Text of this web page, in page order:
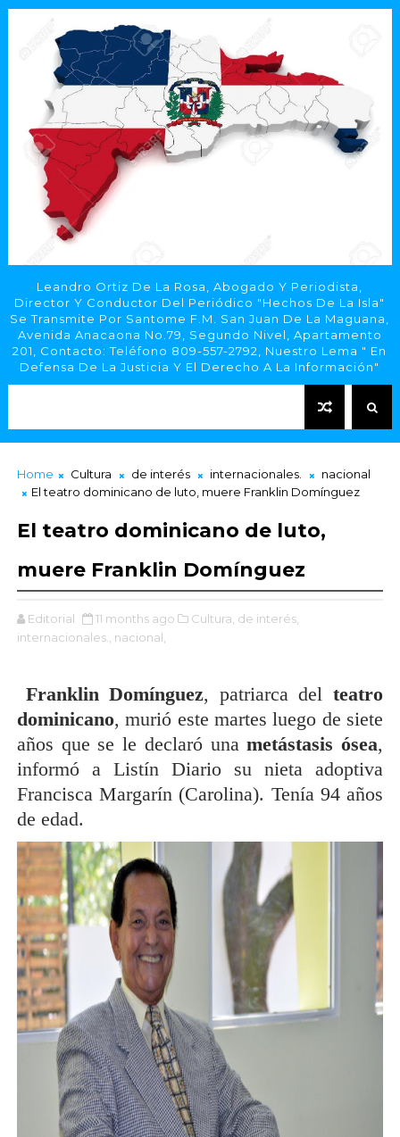
Leandro Ortiz De La Rosa, Abogado Y Periodista,
Director Y Conductor Del Periódico "Hechos De La Isla"
Se Transmite Por Santome F.M. San Juan De La Maguana,
Avenida Anacaona No.79, Segundo Nivel, Apartamento
201, Contacto: Teléfono 809-557-2792, Nuestro Lema " En
Defensa De La Justicia Y El Derecho A La Información"
Home Cultura de interés internacionales.
nacional
El teatro dominicano de luto, muere Franklin Domínguez
El teatro dominicano de luto,
muere Franklin Domínguez
Editorial 11 months ago Cultura, de interés,
internacionales.,
nacional,
Franklin Domínguez, patriarca del teatro
dominicano, murió este martes luego de siete
años que se le declaró una metástasis ósea,
informó a Listín Diario su nieta adoptiva
Francisca Margarín (Carolina). Tenía 94 años
de edad.